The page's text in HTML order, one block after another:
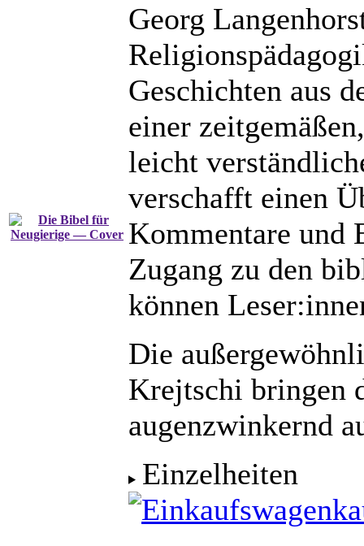
Georg
Geschichten aus
einer
leicht
verschafft einen
Kommentare und
Zugang zu den
können
Die
Krejtschi bringen
augenzwinkernd
Einzelheiten